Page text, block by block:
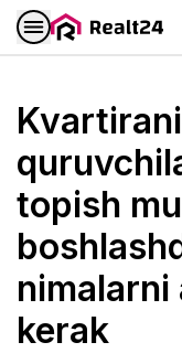
topish
kerak